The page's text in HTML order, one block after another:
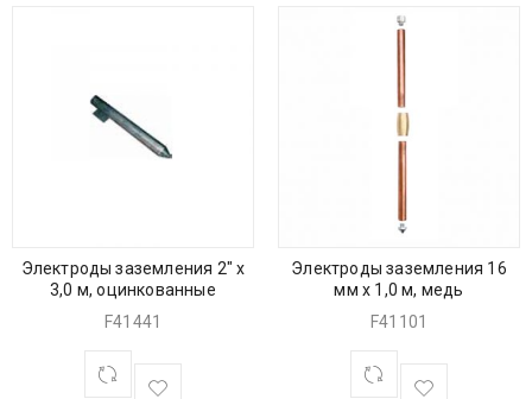
Электроды заземления 2″ х
3,0 м, оцинкованные
F41441
Электроды заземления 16
мм х 1,0 м, медь
F41101